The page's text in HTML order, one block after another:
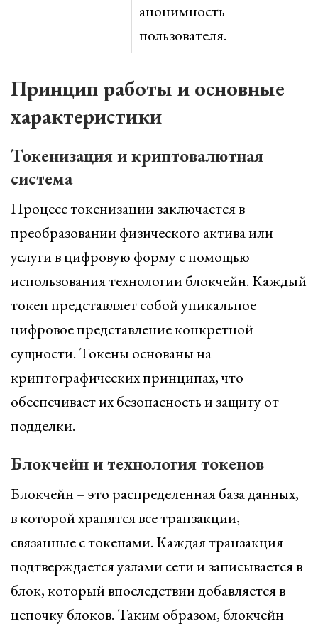
анонимность
пользователя.
Принцип работы и основные
характеристики
Токенизация и криптовалютная
система
Процесс токенизации заключается в
преобразовании физического актива или
услуги в цифровую форму с помощью
использования технологии блокчейн. Каждый
токен представляет собой уникальное
цифровое представление конкретной
сущности. Токены основаны на
криптографических принципах, что
обеспечивает их безопасность и защиту от
подделки.
Блокчейн и технология токенов
Блокчейн – это распределенная база данных,
в которой хранятся все транзакции,
связанные с токенами. Каждая транзакция
подтверждается узлами сети и записывается в
блок, который впоследствии добавляется в
цепочку блоков. Таким образом, блокчейн